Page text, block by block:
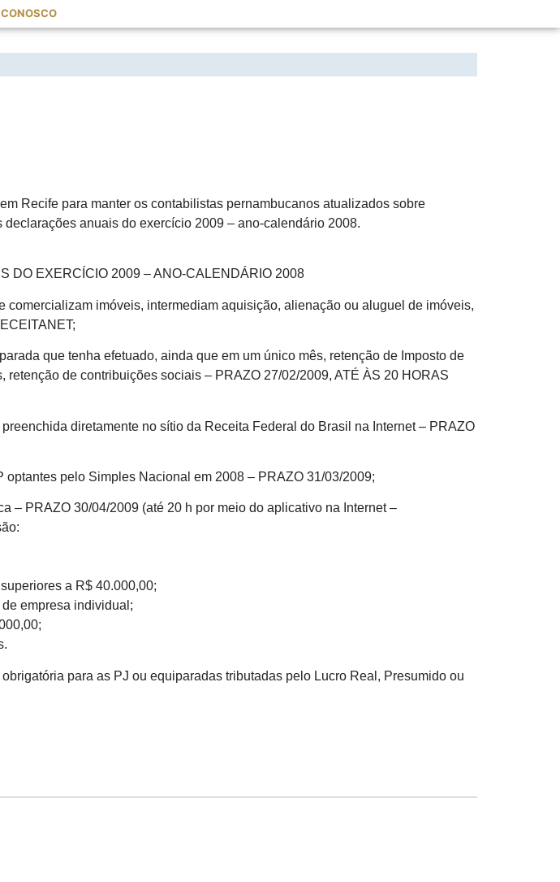
DECLARAÇÕES ANUAIS
Recife para manter os contabilistas pernambucanos atualizados sobre
anuais do exercício 2009 – ano-calendário 2008.
DO EXERCÍCIO 2009 – ANO-CALENDÁRIO 2008
imóveis, intermediam aquisição, alienação ou aluguel de imóveis,
que tenha efetuado, ainda que em um único mês, retenção de Imposto de
de contribuições sociais – PRAZO 27/02/2009, ATÉ ÀS 20 HORAS
diretamente no sítio da Receita Federal do Brasil na Internet – PRAZO
pelo Simples Nacional em 2008 – PRAZO 31/03/2009;
– PRAZO 30/04/2009 (até 20 h por meio do aplicativo na Internet –
a R$ 40.000,00;
empresa individual;
para as PJ ou equiparadas tributadas pelo Lucro Real, Presumido ou